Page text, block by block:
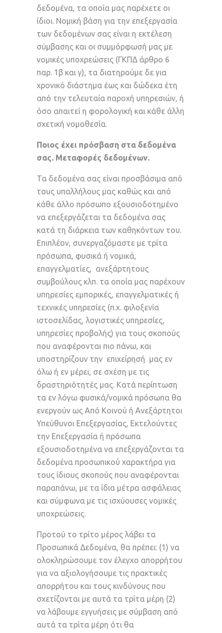
δεδομένα, τα οποία μας παρέχετε οι
ίδιοι. Νομική βάση για την επεξεργασία
των δεδομένων σας είναι η εκτέλεση
σύμβασης και οι συμμόρφωσή μας με
νομικές υποχρεώσεις (ΓΚΠΔ άρθρο 6
παρ. 1β και γ), τα διατηρούμε δε για
χρονικό διάστημα έως και δώδεκα έτη
από την τελευταία παροχή υπηρεσιών, ή
όσο απαιτεί η φορολογική και κάθε άλλη
σχετική νομοθεσία.
Ποιος έχει πρόσβαση στα δεδομένα
σας. Μεταφορές δεδομένων.
Τα δεδομένα σας είναι προσβάσιμα από
τους υπαλλήλους μας καθώς και από
κάθε άλλο πρόσωπο εξουσιοδοτημένο
να επεξεργάζεται τα δεδομένα σας
κατά τη διάρκεια των καθηκόντων του.
Επιπλέον, συνεργαζόμαστε με τρίτα
πρόσωπα, φυσικά ή νομικά,
επαγγελματίες, ανεξάρτητους
συμβούλους κλπ. τα οποία μας παρέχουν
υπηρεσίες εμπορικές, επαγγελματικές ή
τεχνικές υπηρεσίες (π.χ. φιλοξενία
ιστοσελίδας, λογιστικές υπηρεσίες,
υπηρεσίες προβολής) για τους σκοπούς
που αναφέρονται πιο πάνω, και
υποστηρίζουν την επιχείρησή μας εν
όλω ή εν μέρει, σε σχέση με τις
δραστηριότητές μας. Κατά περίπτωση
τα εν λόγω φυσικά/νομικά πρόσωπα θα
ενεργούν ως Από Κοινού ή Ανεξάρτητοι
Υπεύθυνοι Επεξεργασίας, Εκτελούντες
την Επεξεργασία ή πρόσωπα
εξουσιοδοτημένα να επεξεργάζονται τα
δεδομένα προσωπικού χαρακτήρα για
τους ίδιους σκοπούς που αναφέρονται
παραπάνω, με τα ίδια μέτρα ασφάλειας
και σύμφωνα με τις ισχύουσες νομικές
υποχρεώσεις.
Προτού το τρίτο μέρος λάβει τα
Προσωπικά Δεδομένα, θα πρέπει: (1) να
ολοκληρώσουμε τον έλεγχο απορρήτου
για να αξιολογήσουμε τις πρακτικές
απορρήτου και τους κινδύνους που
σχετίζονται με αυτά τα τρίτα μέρη (2)
να λάβουμε εγγυήσεις με σύμβαση από
αυτά τα τρίτα μέρη ότι θα